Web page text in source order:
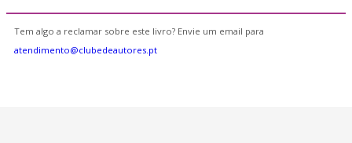
Tem algo a reclamar sobre este livro? Envie um email para
atendimento@clubedeautores.pt